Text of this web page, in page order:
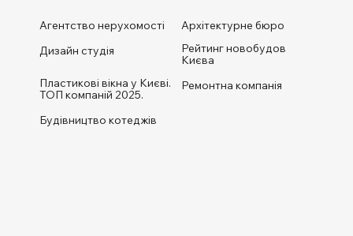
Агентство нерухомості
Архітектурне бюро
Дизайн студія
Рейтинг новобудов
Києва
Пластикові вікна у Києві.
ТОП компаній 2025.
Ремонтна компанія
Будівництво котеджів